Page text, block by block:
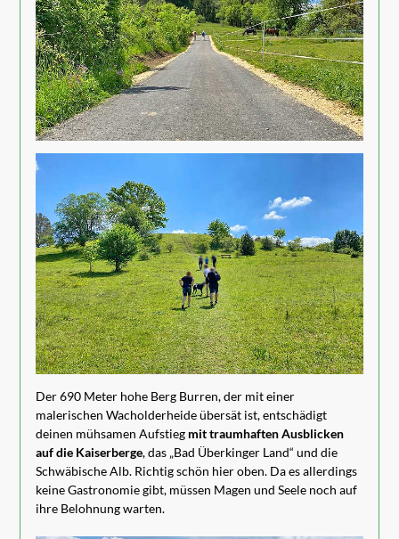
Der 690 Meter hohe Berg Burren, der mit einer
malerischen Wacholderheide übersät ist, entschädigt
deinen mühsamen Aufstieg mit traumhaften Ausblicken
auf die Kaiserberge, das „Bad Überkinger Land“ und die
Schwäbische Alb. Richtig schön hier oben. Da es allerdings
keine Gastronomie gibt, müssen Magen und Seele noch auf
ihre Belohnung warten.